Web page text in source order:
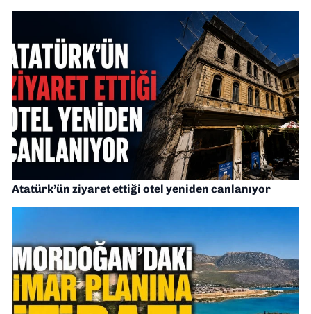
Atatürk’ün ziyaret ettiği otel yeniden canlanıyor